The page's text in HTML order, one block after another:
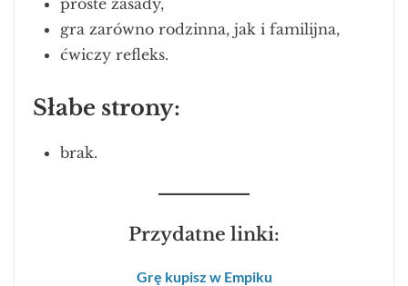
gra zarówno rodzinna, jak i familijna,
ćwiczy refleks.
Słabe strony:
brak.
Przydatne linki:
Grę kupisz w Empiku